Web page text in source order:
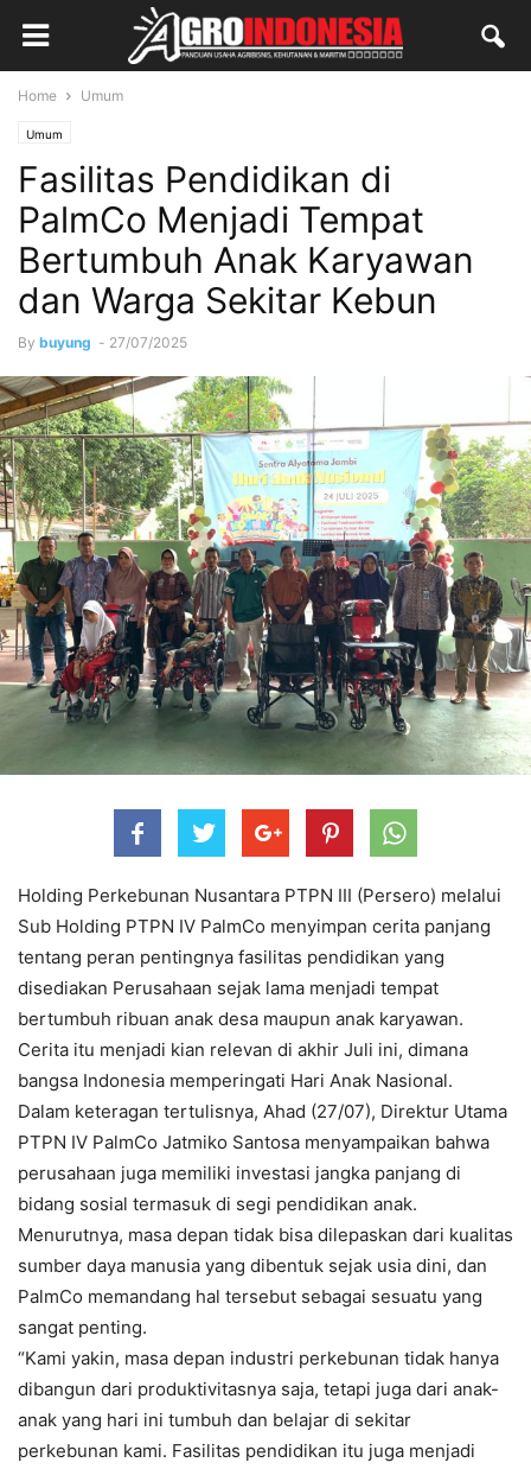
Home Umum
Umum
Fasilitas Pendidikan di
PalmCo Menjadi Tempat
Bertumbuh Anak Karyawan
dan Warga Sekitar Kebun
By buyung - 27/07/2025
Holding Perkebunan Nusantara PTPN III (Persero) melalui
Sub Holding PTPN IV PalmCo menyimpan cerita panjang
tentang peran pentingnya fasilitas pendidikan yang
disediakan Perusahaan sejak lama menjadi tempat
bertumbuh ribuan anak desa maupun anak karyawan.
Cerita itu menjadi kian relevan di akhir Juli ini, dimana
bangsa Indonesia memperingati Hari Anak Nasional.
Dalam keteragan tertulisnya, Ahad (27/07), Direktur Utama
PTPN IV PalmCo Jatmiko Santosa menyampaikan bahwa
perusahaan juga memiliki investasi jangka panjang di
bidang sosial termasuk di segi pendidikan anak.
Menurutnya, masa depan tidak bisa dilepaskan dari kualitas
sumber daya manusia yang dibentuk sejak usia dini, dan
PalmCo memandang hal tersebut sebagai sesuatu yang
sangat penting.
“Kami yakin, masa depan industri perkebunan tidak hanya
dibangun dari produktivitasnya saja, tetapi juga dari anak-
anak yang hari ini tumbuh dan belajar di sekitar
perkebunan kami. Fasilitas pendidikan itu juga menjadi